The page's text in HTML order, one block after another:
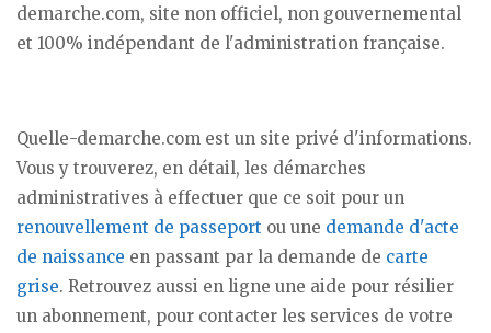
demarche.com, site non officiel, non gouvernemental
et 100% indépendant de l'administration française.
Quelle-demarche.com est un site privé d'informations.
Vous y trouverez, en détail, les démarches
administratives à effectuer que ce soit pour un
renouvellement de passeport ou une demande d'acte
de naissance en passant par la demande de carte
grise. Retrouvez aussi en ligne une aide pour résilier
un abonnement, pour contacter les services de votre